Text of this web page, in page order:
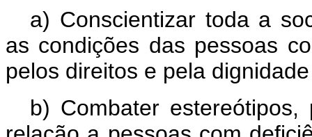
a) Conscientizar toda a
as condições das pessoas
pelos direitos e pela
b) Combater